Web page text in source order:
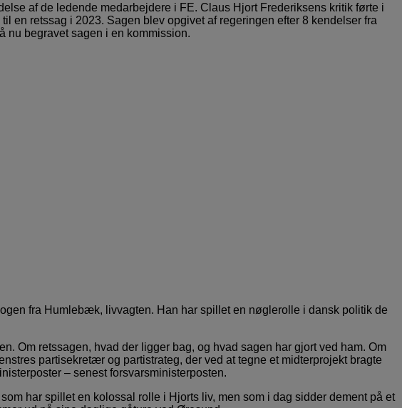
af de ledende medarbejdere i FE. Claus Hjort Frederiksens kritik førte i
en retssag i 2023. Sagen blev opgivet af regeringen efter 8 kendelser fra
nu begravet sagen i en kommission.
fra Humlebæk, livvagten. Han har spillet en nøglerolle i dansk politik de
Om retssagen, hvad der ligger bag, og hvad sagen har gjort ved ham. Om
partisekretær og partistrateg, der ved at tegne et midterprojekt bragte
– senest forsvarsministerposten.
har spillet en kolossal rolle i Hjorts liv, men som i dag sidder dement på et